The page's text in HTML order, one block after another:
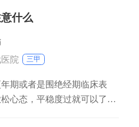
出现了内分泌腺的肿瘤，内
综合症，自身抗体出现异常
入过多，都会引起内分泌疾
什么
院
三甲
期或者是围绝经期临床表
心态，平稳度过就可以了。